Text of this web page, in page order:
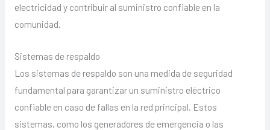
electricidad y contribuir al suministro confiable en la
comunidad.
Sistemas de respaldo
Los sistemas de respaldo son una medida de seguridad
fundamental para garantizar un suministro eléctrico
confiable en caso de fallas en la red principal. Estos
sistemas, como los generadores de emergencia o las